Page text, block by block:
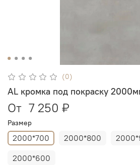
(0)
AL кромка под покраску
От 7 250 ₽
Размер
2000*700 2000*800
2000*600